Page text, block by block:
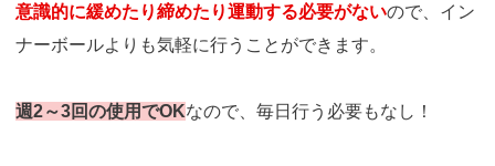
意識的に緩めたり締めたり運動する必要がないので、イン
ナーボールよりも気軽に行うことができます。
週2～3回の使用でOKなので、毎日行う必要もなし！